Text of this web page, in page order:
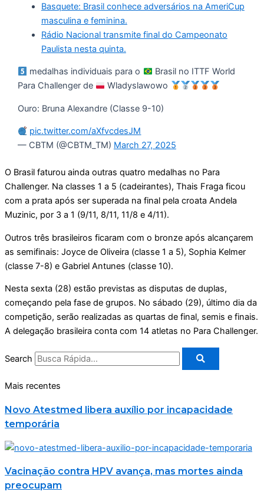
Basquete: Brasil conhece adversários na AmeriCup
masculina e feminina.
Rádio Nacional transmite final do Campeonato
Paulista nesta quinta.
medalhas individuais para o
Brasil no ITTF World
Para Challenger de
Wladyslawowo
Ouro: Bruna Alexandre (Classe 9-10)
pic.twitter.com/aXfvcdesJM
— CBTM (@CBTM_TM) March 27, 2025
O Brasil faturou ainda outras quatro medalhas no Para
Challenger. Na classes 1 a 5 (cadeirantes), Thais Fraga ficou
com a prata após ser superada na final pela croata Andela
Muzinic, por 3 a 1 (9/11, 8/11, 11/8 e 4/11).
Outros três brasileiros ficaram com o bronze após alcançarem
as semifinais: Joyce de Oliveira (classe 1 a 5), Sophia Kelmer
(classe 7-8) e Gabriel Antunes (classe 10).
Nesta sexta (28) estão previstas as disputas de duplas,
começando pela fase de grupos. No sábado (29), último dia da
competição, serão realizadas as quartas de final, semis e finais.
A delegação brasileira conta com 14 atletas no Para Challenger.
Search
Mais recentes
Novo Atestmed libera auxílio por incapacidade
temporária
Vacinação contra HPV avança, mas mortes ainda
preocupam